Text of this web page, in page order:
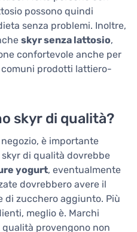
possono quindi
senza problemi. Inoltre,
skyr senza lattosio,
confortevole anche per
prodotti lattiero-
skyr di qualità?
è importante
di qualità dovrebbe
yogurt, eventualmente
dovrebbero avere il
di zucchero aggiunto. Più
meglio è. Marchi
provengono non